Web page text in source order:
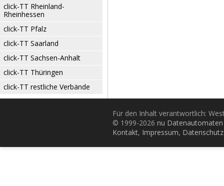
click-TT Rheinland-
Rheinhessen
click-TT Pfalz
click-TT Saarland
click-TT Sachsen-Anhalt
click-TT Thüringen
click-TT restliche Verbände
Für den Inhalt verantwortlich:
© 1999-2026 nu
Kontakt, Impressum, Datenschutz